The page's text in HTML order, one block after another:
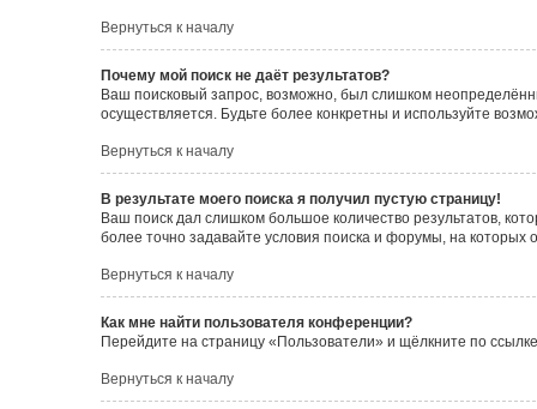
Вернуться к началу
Почему мой поиск не даёт результатов?
Ваш поисковый запрос, возможно, был слишком
осуществляется. Будьте более конкретны и используйте
Вернуться к началу
В результате моего поиска я получил пустую страницу!
Ваш поиск дал слишком большое количество результатов,
более точно задавайте условия поиска и форумы, на которых
Вернуться к началу
Как мне найти пользователя конференции?
Перейдите на страницу «Пользователи» и щёлкните по
Вернуться к началу